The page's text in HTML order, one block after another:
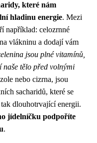
které nám
hladinu energie. Mezi
například: celozrnné
vlákninu a dodají vám
jsou plné vitamínů,
tělo před volnými
nebo cizrna, jsou
sacharidů, které se
dlouhotrvající energii.
jídelníčku podpoříte
.